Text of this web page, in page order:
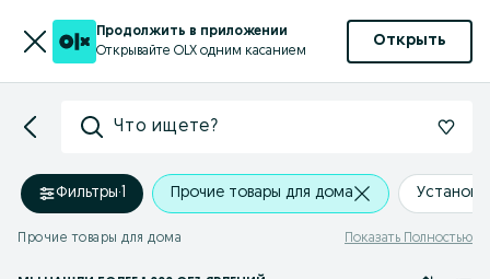
Продолжить в приложении
Открывайте OLX одним касанием
Открыть
Что ищете?
Фильтры·1 Прочие товары для дома
Прочие товары для дома Показать Полностью